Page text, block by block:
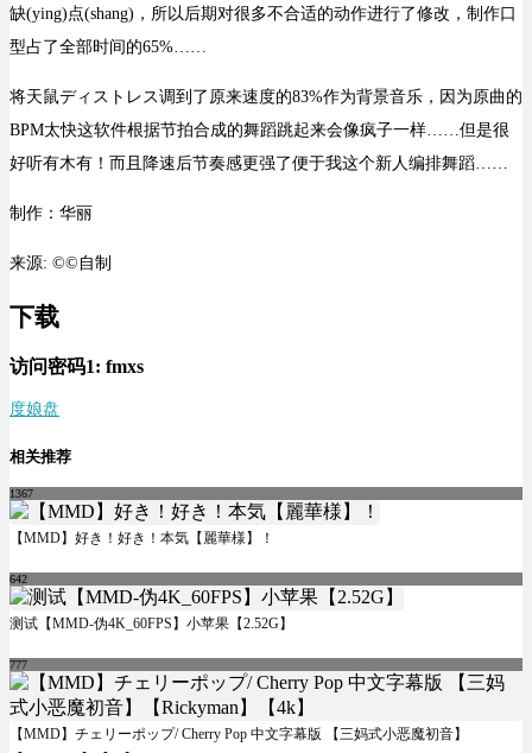
缺(ying)点(shang)，所以后期对很多不合适的动作进行了修改，制作口
型占了全部时间的65%……
将天鼠ディストレス调到了原来速度的83%作为背景音乐，因为原曲的
BPM太快这软件根据节拍合成的舞蹈跳起来会像疯子一样……但是很
好听有木有！而且降速后节奏感更强了便于我这个新人编排舞蹈……
制作：华丽
来源: ©©自制
下载
访问密码1: fmxs
度娘盘
相关推荐
1367
【MMD】好き！好き！本気【麗華様】！
642
测试【MMD-伪4K_60FPS】小苹果【2.52G】
777
【MMD】チェリーポップ/ Cherry Pop 中文字幕版 【三妈式小恶魔初音】